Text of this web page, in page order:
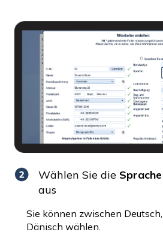
Wählen Sie die Sprache
aus
Sie können zwischen
Dänisch wählen.